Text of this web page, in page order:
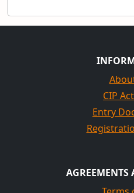
CIP
Entry
AGREEMENTS